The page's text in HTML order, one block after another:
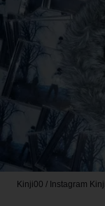
Kinji00 / Instagram